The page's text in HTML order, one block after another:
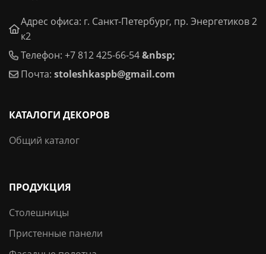
Адрес офиса: г. Санкт-Петербург, пр. Энергетиков 2
к2
Телефон: +7 812 425-66-54&nbsp;
Почта: stoleshkaspb@gmail.com
КАТАЛОГИ ДЕКОРОВ
Общий каталог
ПРОДУКЦИЯ
Столешницы
Пристенные панели